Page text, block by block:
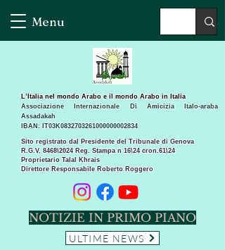
Menu
Sito registrato dal Presidente del Tribunale di Genova
R.G.V. 8468\2024 Reg. Stampa n 16\24 cron.61\24 ​
Proprietario Talal Khrais
Direttore Responsabile Roberto Roggero
L’Italia nel mondo Arabo e il mondo Arabo in Italia
Associazione Internazionale Di Amicizia Italo-araba
Assadakah
IBAN: IT03K0832703261000000002834
NOTIZIE IN PRIMO PIANO
ULTIME NEWS